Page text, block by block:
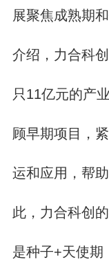
展聚焦成熟期
介绍，力合科
只11亿元的产
顾早期项目，
运和应用，帮
此，力合科创
是种子+天使期